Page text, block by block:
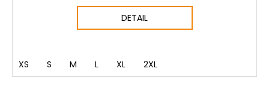
DETAIL
XS S M L XL 2XL